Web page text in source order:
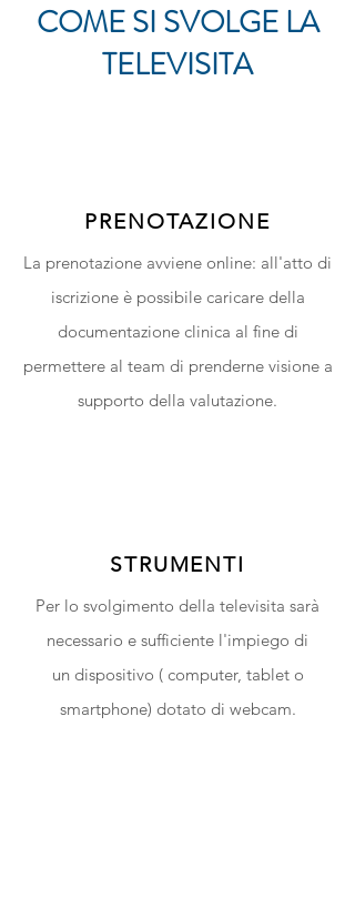
COME SI SVOLGE LA
TELEVISITA
PRENOTAZIONE
La prenotazione avviene online: all'atto di
iscrizione è possibile caricare della
documentazione clinica al fine di
permettere al team di prenderne visione a
supporto della valutazione.
STRUMENTI
Per lo svolgimento della televisita sarà
necessario e sufficiente l'impiego di
un dispositivo ( computer, tablet o
smartphone) dotato di webcam.